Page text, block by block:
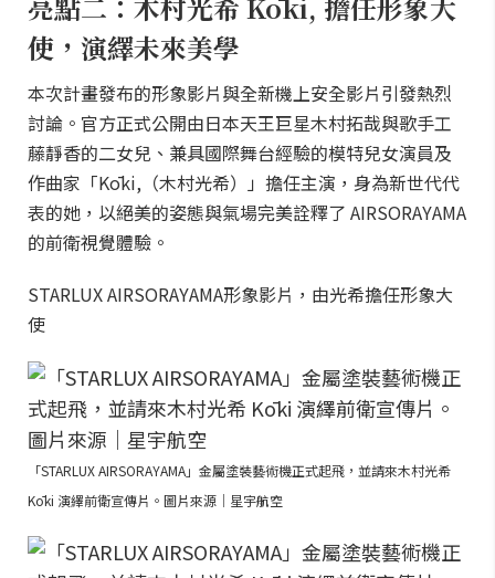
使，演繹未來美學
本次計畫發布的形象影片與全新機上安全影片引發熱烈
討論。官方正式公開由日本天王巨星木村拓哉與歌手工
藤靜香的二女兒、兼具國際舞台經驗的模特兒女演員及
作曲家「Kōki,（木村光希）」擔任主演，身為新世代代
表的她，以絕美的姿態與氣場完美詮釋了 AIRSORAYAMA
的前衛視覺體驗。
STARLUX AIRSORAYAMA形象影片，由光希擔任形象大
使
「STARLUX AIRSORAYAMA」金屬塗裝藝術機正式起飛，並請來木村光希
Kōki 演繹前衛宣傳片。圖片來源｜星宇航空